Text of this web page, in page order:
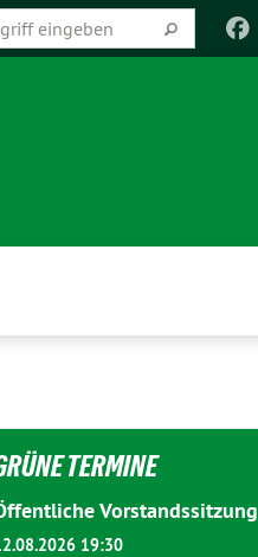
TERMINE
Vorstandssitzung
19:30